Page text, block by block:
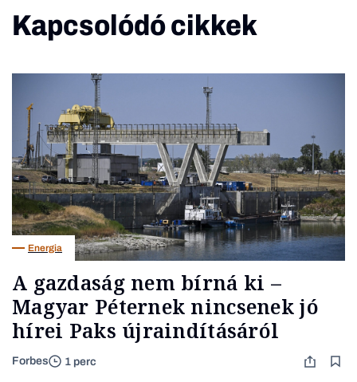
Kapcsolódó cikkek
Energia
A gazdaság nem bírná ki –
Magyar Péternek nincsenek jó
hírei Paks újraindításáról
Forbes 1 perc